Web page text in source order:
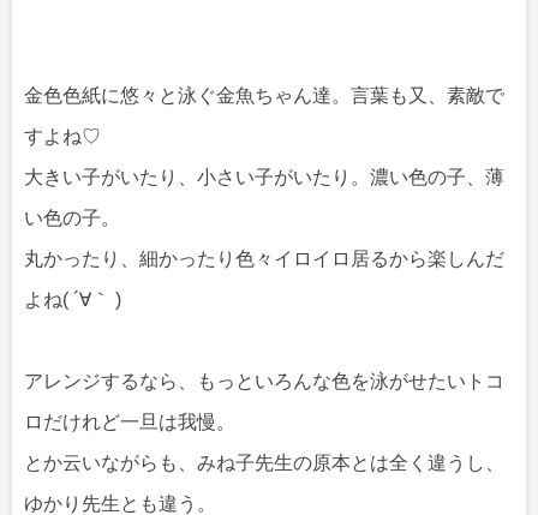
金色色紙に悠々と泳ぐ金魚ちゃん達。言葉も又、素敵で
すよね♡
大きい子がいたり、小さい子がいたり。濃い色の子、薄
い色の子。
丸かったり、細かったり色々イロイロ居るから楽しんだ
よね( ´∀｀ )
アレンジするなら、もっといろんな色を泳がせたいトコ
ロだけれど一旦は我慢。
とか云いながらも、みね子先生の原本とは全く違うし、
ゆかり先生とも違う。